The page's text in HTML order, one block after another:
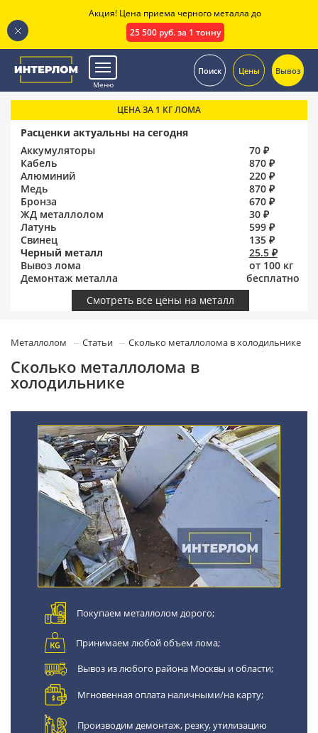
Меню
Поиск Цены Вывоз
ЦЕНА ЗА 1 КГ ЛОМА
Расценки актуальны на сегодня
Аккумуляторы
70 ₽
Кабель
870 ₽
Алюминий
220 ₽
Медь
870 ₽
Бронза
670 ₽
ЖД металлолом
30 ₽
Латунь
599 ₽
Свинец
135 ₽
Черный металл
25.5 ₽
Вывоз лома
от 100 кг
Демонтаж металла
бесплатно
Смотреть все цены на металл
Металлолом Статьи Сколько металлолома в холодильнике
Сколько металлолома в
холодильнике
Покупаем металлолом дорого;
Принимаем любой объем лома;
Вывоз из любого района Москвы и области;
Мгновенная оплата наличными/на карту;
Производим демонтаж, резку, утилизацию
Акция! Цена приема черного металла до
25 500 руб. за 1 тонну
.